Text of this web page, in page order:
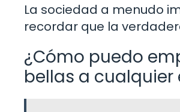
La sociedad a menudo
recordar que la
¿Cómo puedo
bellas a cualquier